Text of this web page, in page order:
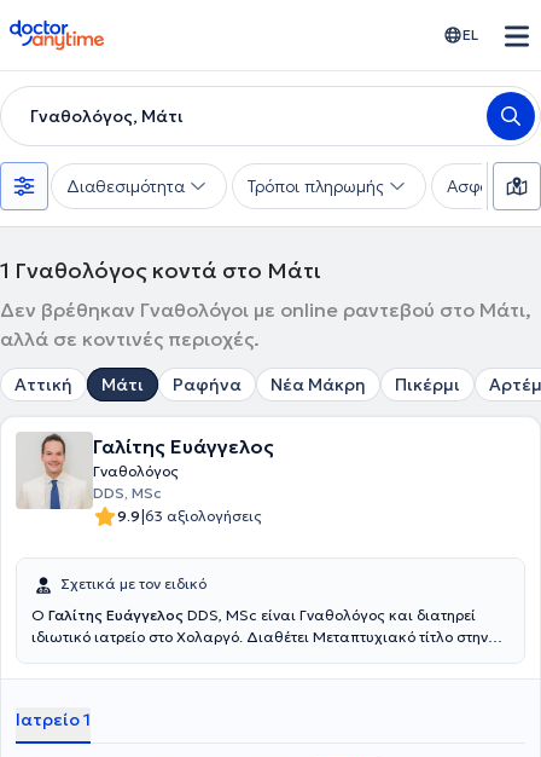
doctoranytime EL
Γναθολόγος, Μάτι
Διαθεσιμότητα Τρόποι πληρωμής
1 Γναθολόγος κοντά στο Μάτι
Δεν βρέθηκαν Γναθολόγοι με online ραντεβού στο Μάτι,
αλλά σε κοντινές περιοχές.
Αττική Μάτι Ραφήνα Νέα Μάκρη Πικέρμι
Γαλίτης Ευάγγελος
Γναθολόγος
DDS, MSc
9.9|63 αξιολογήσεις
Σχετικά με τον ειδικό
Ο Γαλίτης Ευάγγελος DDS, MSc είναι Γναθολόγος και διατηρεί
ιδιωτικό ιατρείο στο Χολαργό. Διαθέτει Μεταπτυχιακό τίτλο στην
Οδοντιατρική Σχολή του Εθνικού και Καποδιστριακού
πανεπιστήμιο. Είναι ειδικός στη διάγνωση και την θεραπεία
κρανιογναθικών διαταραχών, η οποία μπορεί να προϋποθέτει
Ιατρείο 1